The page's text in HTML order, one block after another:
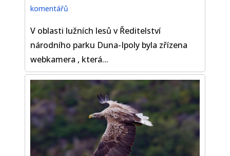
komentářů
V oblasti lužních lesů v Ředitelství
národního parku Duna-Ipoly byla zřízena
webkamera , která...